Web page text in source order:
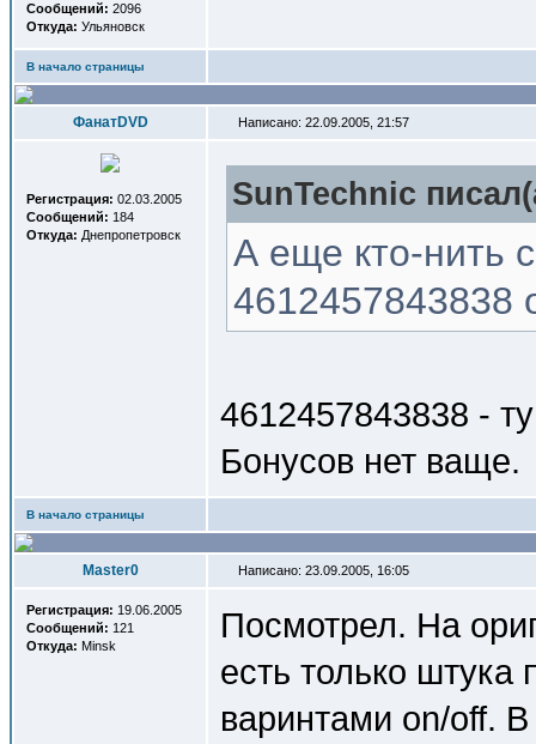
Сообщений: 2096
Откуда: Ульяновск
В начало страницы
ФанатDVD Написано: 22.09.2005, 21:57
Регистрация: 02.03.2005
Сообщений: 184
Откуда: Днепропетровск
SunTechnic
А еще кто-нить
4612457843838
4612457843838 -
Бонусов нет ваще.
В начало страницы
Master0 Написано: 23.09.2005, 16:05
Регистрация: 19.06.2005
Сообщений: 121
Откуда: Minsk
Посмотрел. На
есть только штука
варинтами on/off.